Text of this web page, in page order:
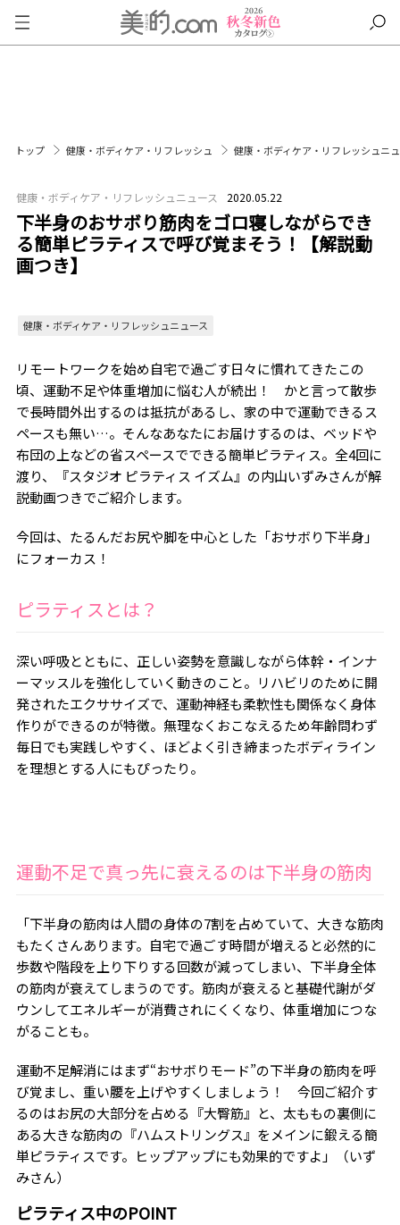
トップ 健康・ボディケア・リフレッシュ 健康・ボディケア・リフレッシュニ
健康・ボディケア・リフレッシュニュース 2020.05.22
下半身のおサボり筋肉をゴロ寝しながらでき
る簡単ピラティスで呼び覚まそう！【解説動
画つき】
健康・ボディケア・リフレッシュニュース
リモートワークを始め自宅で過ごす日々に慣れてきたこの
頃、運動不足や体重増加に悩む人が続出！ かと言って散歩
で長時間外出するのは抵抗があるし、家の中で運動できるス
ペースも無い…。そんなあなたにお届けするのは、ベッドや
布団の上などの省スペースでできる簡単ピラティス。全4回に
渡り、『スタジオ ピラティス イズム』の内山いずみさんが解
説動画つきでご紹介します。
今回は、たるんだお尻や脚を中心とした「おサボり下半身」
にフォーカス！
ピラティスとは？
深い呼吸とともに、正しい姿勢を意識しながら体幹・インナ
ーマッスルを強化していく動きのこと。リハビリのために開
発されたエクササイズで、運動神経も柔軟性も関係なく身体
作りができるのが特徴。無理なくおこなえるため年齢問わず
毎日でも実践しやすく、ほどよく引き締まったボディライン
を理想とする人にもぴったり。
運動不足で真っ先に衰えるのは下半身の筋肉
「下半身の筋肉は人間の身体の7割を占めていて、大きな筋肉
もたくさんあります。自宅で過ごす時間が増えると必然的に
歩数や階段を上り下りする回数が減ってしまい、下半身全体
の筋肉が衰えてしまうのです。筋肉が衰えると基礎代謝がダ
ウンしてエネルギーが消費されにくくなり、体重増加につな
がることも。
運動不足解消にはまず“おサボりモード”の下半身の筋肉を呼
び覚まし、重い腰を上げやすくしましょう！ 今回ご紹介す
るのはお尻の大部分を占める『大臀筋』と、太ももの裏側に
ある大きな筋肉の『ハムストリングス』をメインに鍛える簡
単ピラティスです。ヒップアップにも効果的ですよ」（いず
みさん）
ピラティス中のPOINT